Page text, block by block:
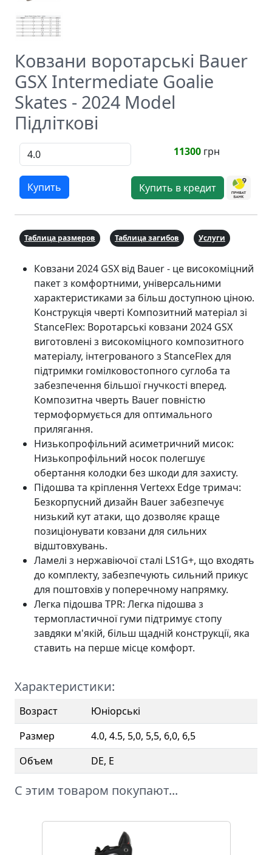
Ковзани воротарські Bauer
GSX Intermediate Goalie
Skates - 2024 Model
Підліткові
11300 грн
Купить Купить в кредит
Таблица размеров Таблица загибов Услуги
Ковзани 2024 GSX від Bauer - це високоміцний
пакет з комфортними, універсальними
характеристиками за більш доступною ціною.
Конструкція чверті Композитний матеріал зі
StanceFlex: Воротарські ковзани 2024 GSX
виготовлені з високоміцного композитного
матеріалу, інтегрованого з StanceFlex для
підтримки гомілковостопного суглоба та
забезпечення більшої гнучкості вперед.
Композитна чверть Bauer повністю
термоформується для оптимального
прилягання.
Низькопрофільний асиметричний мисок:
Низькопрофільний носок полегшує
обертання колодки без шкоди для захисту.
Підошва та кріплення Vertexx Edge тримач:
Безкорпусний дизайн Bauer забезпечує
низький кут атаки, що дозволяє краще
позиціонувати ковзани для сильних
відштовхувань.
Ламелі з нержавіючої сталі LS1G+, що входять
до комплекту, забезпечують сильний прикус
для поштовхів у поперечному напрямку.
Легка підошва TPR: Легка підошва з
термопластичної гуми підтримує стопу
завдяки м'якій, більш щадній конструкції, яка
ставить на перше місце комфорт.
Характеристики:
Возраст
Юніорські
Размер
4.0, 4.5, 5,0, 5,5, 6,0, 6,5
Объем
DE, E
С этим товаром покупают...